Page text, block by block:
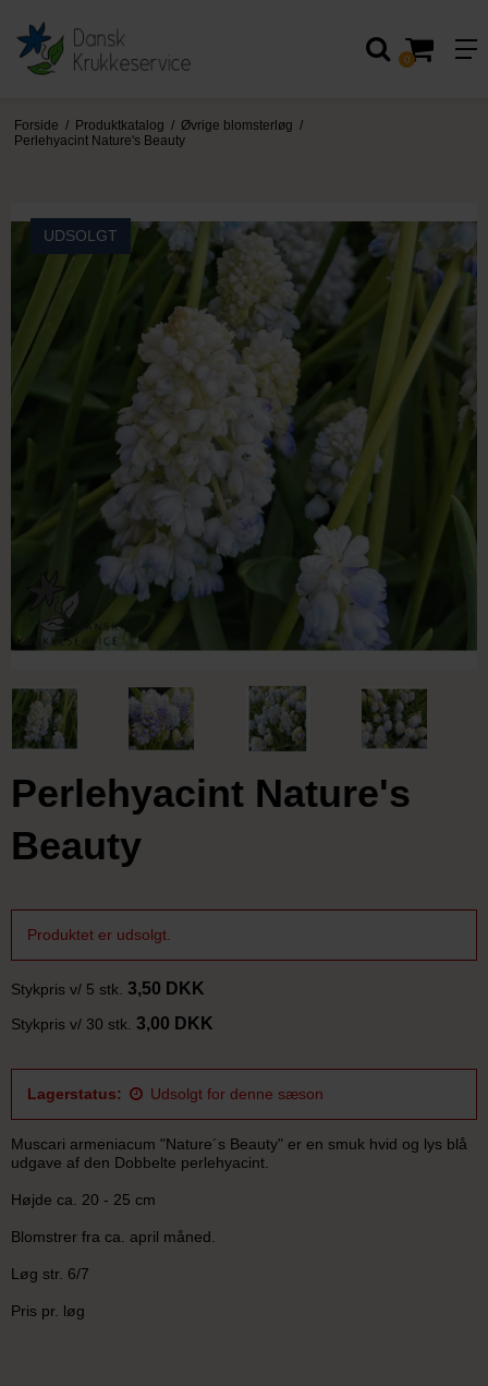
0
Forside / Produktkatalog / Øvrige blomsterløg /
Perlehyacint Nature's Beauty
UDSOLGT
Perlehyacint Nature's
Beauty
Produktet er udsolgt.
Stykpris v/ 5 stk. 3,50 DKK
Stykpris v/ 30 stk. 3,00 DKK
Lagerstatus: Udsolgt for denne sæson
Muscari armeniacum "Nature´s Beauty" er en smuk hvid og lys blå
udgave af den Dobbelte perlehyacint.
Højde ca. 20 - 25 cm
Blomstrer fra ca. april måned.
Løg str. 6/7
Pris pr. løg